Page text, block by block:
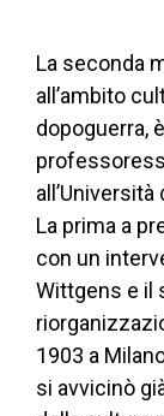
La seconda
all’ambito
dopoguerra,
La prima a
con un
Wittgens e il
1903 a
si avvicinò